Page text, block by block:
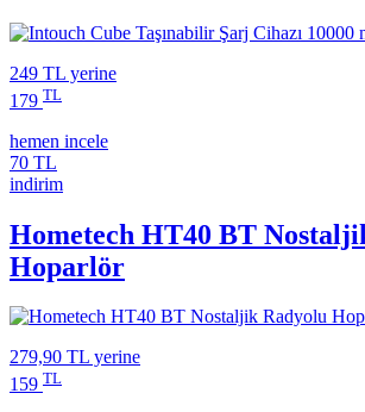
249 TL yerine
179 TL
hemen incele
70 TL
indirim
Hometech HT40 BT
Hoparlör
279,90 TL yerine
159 TL